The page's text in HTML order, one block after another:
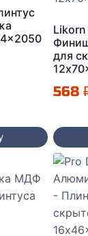
для
568